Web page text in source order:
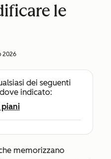
le
2026
dei seguenti
indicato:
memorizzano